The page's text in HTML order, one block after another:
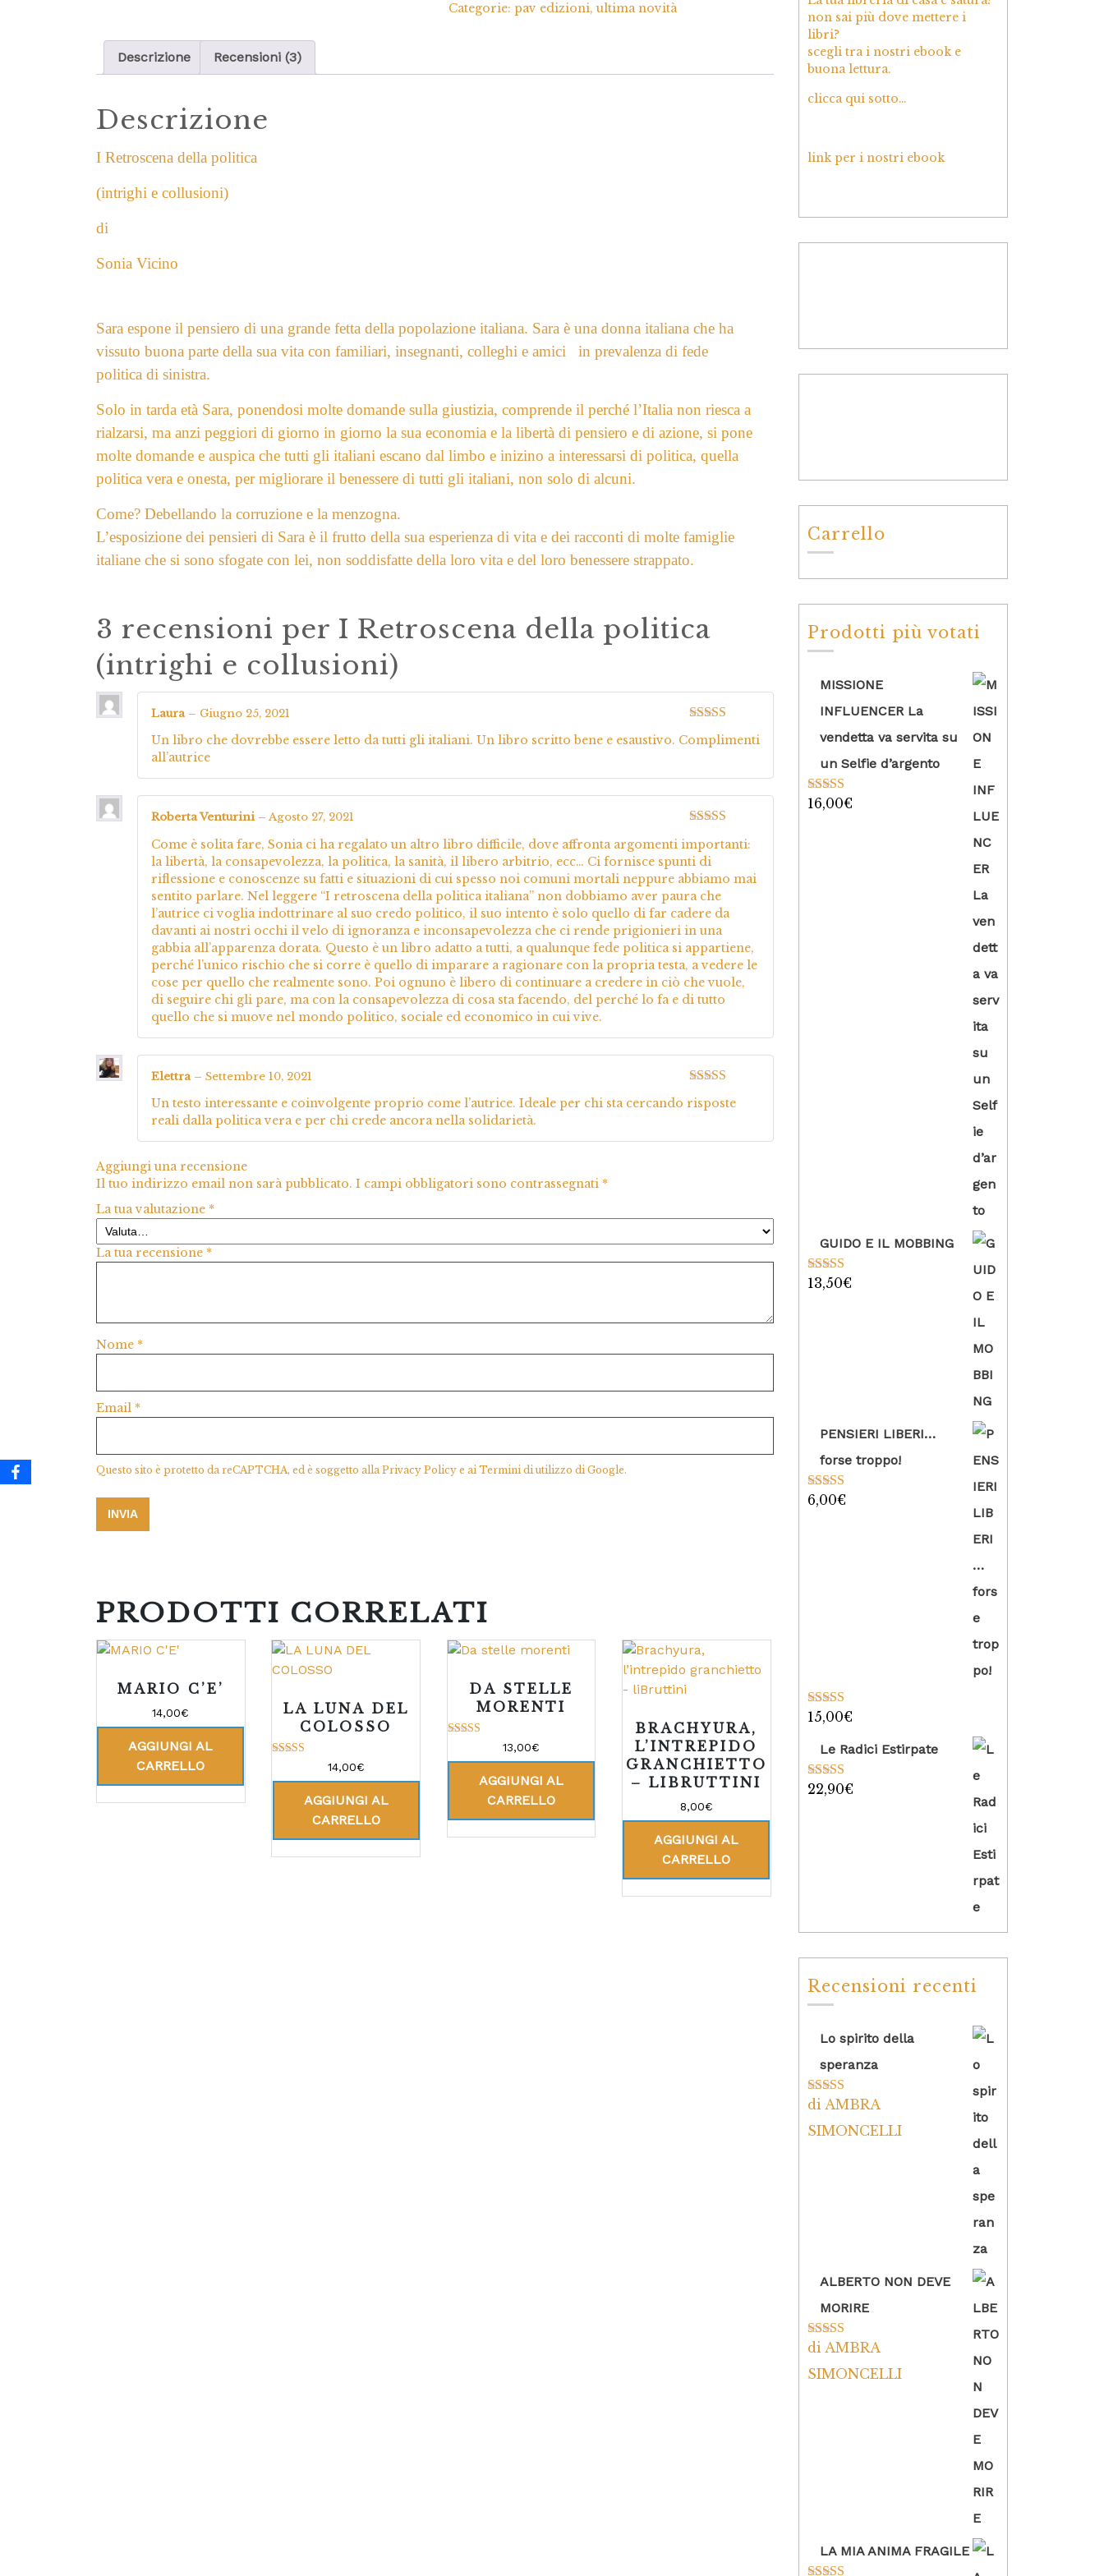
Categorie: pav edizioni, ultima novità
Descrizione Recensioni (3)
Descrizione
I Retroscena della politica
(intrighi e collusioni)
di
Sonia Vicino
Sara espone il pensiero di una grande fetta della popolazione italiana. Sara è una donna italiana che ha
vissuto buona parte della sua vita con familiari, insegnanti, colleghi e amici in prevalenza di fede
politica di sinistra.
Solo in tarda età Sara, ponendosi molte domande sulla giustizia, comprende il perché l’Italia non riesca a
rialzarsi, ma anzi peggiori di giorno in giorno la sua economia e la libertà di pensiero e di azione, si pone
molte domande e auspica che tutti gli italiani escano dal limbo e inizino a interessarsi di politica, quella
politica vera e onesta, per migliorare il benessere di tutti gli italiani, non solo di alcuni.
Come? Debellando la corruzione e la menzogna.
L’esposizione dei pensieri di Sara è il frutto della sua esperienza di vita e dei racconti di molte famiglie
italiane che si sono sfogate con lei, non soddisfatte della loro vita e del loro benessere strappato.
3 recensioni per I Retroscena della politica
(intrighi e collusioni)
Valutato
5
Laura – Giugno 25, 2021
Un libro che dovrebbe essere letto da tutti gli italiani. Un libro scritto bene e esaustivo. Complimenti
all’autrice
5
Roberta Venturini – Agosto 27, 2021
Come è solita fare, Sonia ci ha regalato un altro libro difficile, dove affronta argomenti importanti:
la libertà, la consapevolezza, la politica, la sanità, il libero arbitrio, ecc… Ci fornisce spunti di
riflessione e conoscenze su fatti e situazioni di cui spesso noi comuni mortali neppure abbiamo mai
sentito parlare. Nel leggere “I retroscena della politica italiana” non dobbiamo aver paura che
l’autrice ci voglia indottrinare al suo credo politico, il suo intento è solo quello di far cadere da
davanti ai nostri occhi il velo di ignoranza e inconsapevolezza che ci rende prigionieri in una
gabbia all’apparenza dorata. Questo è un libro adatto a tutti, a qualunque fede politica si appartiene,
perché l’unico rischio che si corre è quello di imparare a ragionare con la propria testa, a vedere le
cose per quello che realmente sono. Poi ognuno è libero di continuare a credere in ciò che vuole,
di seguire chi gli pare, ma con la consapevolezza di cosa sta facendo, del perché lo fa e di tutto
quello che si muove nel mondo politico, sociale ed economico in cui vive.
Valutato
5
Elettra – Settembre 10, 2021
Un testo interessante e coinvolgente proprio come l’autrice. Ideale per chi sta cercando risposte
reali dalla politica vera e per chi crede ancora nella solidarietà.
Aggiungi una recensione
Il tuo indirizzo email non sarà pubblicato. I campi obbligatori sono contrassegnati *
La tua valutazione *
La tua recensione *
Nome *
Email *
Questo sito è protetto da reCAPTCHA, ed è soggetto alla Privacy Policy e ai Termini di utilizzo di Google.
PRODOTTI CORRELATI
MARIO C’E’
14,00€
AGGIUNGI AL
CARRELLO
LA LUNA DEL
COLOSSO
su 5
14,00€
AGGIUNGI AL
CARRELLO
DA STELLE
MORENTI
su 5
13,00€
AGGIUNGI AL
CARRELLO
BRACHYURA,
L’INTREPIDO
GRANCHIETTO
– LIBRUTTINI
8,00€
AGGIUNGI AL
CARRELLO
non sai più dove mettere i
libri?
scegli tra i nostri ebook e
buona lettura.
clicca qui sotto…
link per i nostri ebook
Carrello
Prodotti più votati
MISSIONE
INFLUENCER La
vendetta va servita su
un Selfie d’argento
Valutato
16,00€
GUIDO E IL MOBBING
Valutato
13,50€
PENSIERI LIBERI…
forse troppo!
Valutato
6,00€
Valutato
15,00€
Le Radici Estirpate
Valutato
22,90€
Recensioni recenti
Lo spirito della
speranza
Valutato5su
di AMBRA
SIMONCELLI
ALBERTO NON DEVE
MORIRE
Valutato5su
di AMBRA
SIMONCELLI
LA MIA ANIMA FRAGILE